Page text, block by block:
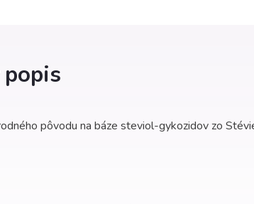
pôvodu na báze steviol-gykozidov zo